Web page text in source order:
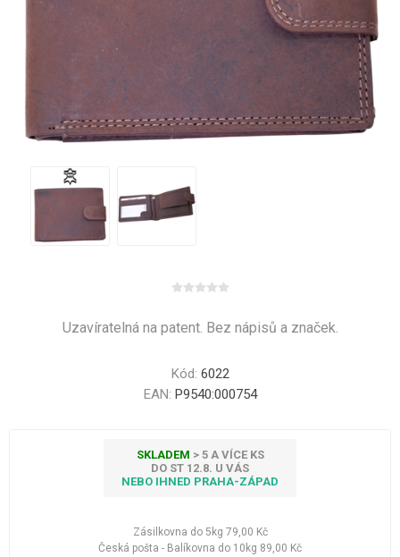
Uzavíratelná na patent. Bez nápisů a značek.
Kód: 6022
EAN: P9540:000754
SKLADEM > 5 A VÍCE KS
DO ST 12.8. U VÁS
NEBO IHNED PRAHA-ZÁPAD
Zásilkovna do 5kg 79,00 Kč
Česká pošta - Balíkovna do 10kg 89,00 Kč